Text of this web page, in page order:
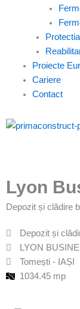
Proiecte
Cariere
Contact
Lyon
Depozit și clădire
Depozit și
LYON
Tomești - IAȘI
1034.45 mp